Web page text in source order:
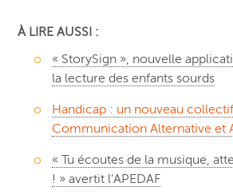
À LIRE AUSSI :
« StorySign », nouvelle
la lecture des enfants sourds
Handicap : un nouveau
Communication Alternative et
« Tu écoutes de la musique,
! » avertit l’APEDAF